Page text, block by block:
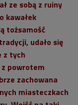
ze sobą z ruiny
kawałek
tożsamość
udało się
z tych
powrotem
zachowana
miasteczkach